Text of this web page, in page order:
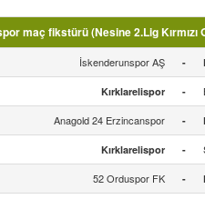
maç fikstürü (Nesine 2.Lig Kırmızı
İskenderunspor AŞ -
Kırklarelispor -
Anagold 24 Erzincanspor
-
Kırklarelispor -
52 Orduspor FK
-